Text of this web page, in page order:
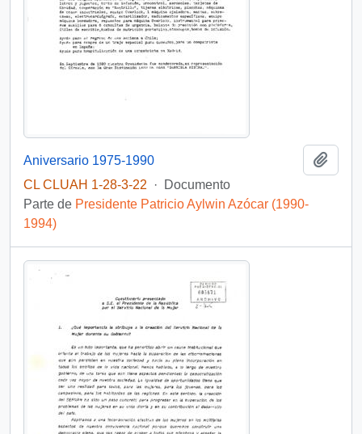
Aniversario 1975-1990
CL CLUAH 1-28-3-22
·
Documento
Parte de Presidente Patricio Aylwin Azócar (1990-
1994)